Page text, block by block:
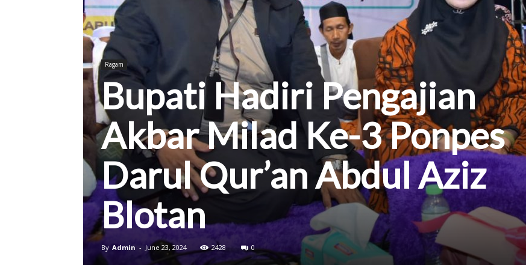
Sukoharjo
Ragam
Bupati Hadiri Pengajian
Akbar Milad Ke-3 Ponpes
Darul Qur’an Abdul Aziz
Blotan
By Admin - June 23, 2024 2428 0